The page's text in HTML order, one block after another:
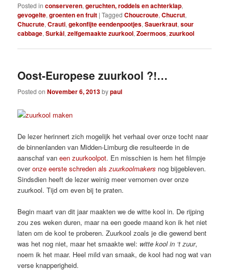
Posted in conserveren,geruchten, roddels en achterklap,
gevogelte,groenten en fruit |Tagged Choucroute,Chucrut,
Chucrute,Crauti,gekonfijte eendenpootjes,Sauerkraut,sour
cabbage,Surkål,zelfgemaakte zuurkool,Zoermoos,zuurkool
Oost-Europese zuurkool ?!…
Posted onNovember 6, 2013bypaul
De lezer herinnert zich mogelijk het verhaal over onze tocht naar
de binnenlanden van Midden-Limburg die resulteerde in de
aanschaf vaneen zuurkoolpot. En misschien is hem het filmpje
overonze eerste schreden alszuurkoolmakers nog bijgebleven.
Sindsdien heeft de lezer weinig meer vernomen over onze
zuurkool. Tijd om even bij te praten.
Begin maart van dit jaar maakten we de witte kool in. De rijping
zou zes weken duren, maar na een goede maand kon ik het niet
laten om de kool te proberen. Zuurkool zoals je die gewend bent
was het nog niet, maar het smaakte wel: witte kool in ‘t zuur,
noem ik het maar. Heel mild van smaak, de kool had nog wat van
verse knapperigheid.